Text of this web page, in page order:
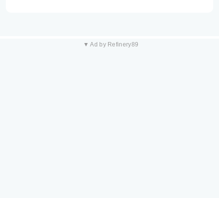
▼ Ad by Refinery89